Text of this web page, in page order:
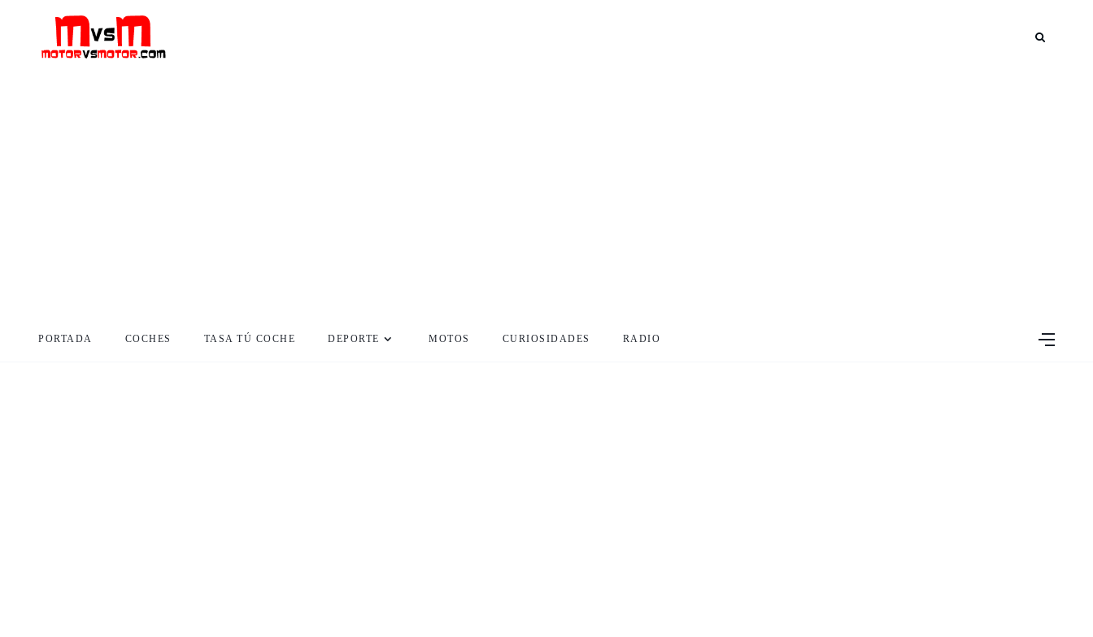
PORTADA COCHES TASA TÚ COCHE DEPORTE MOTOS CURIOSIDADES RADIO